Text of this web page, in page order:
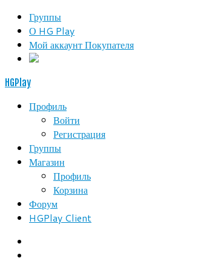
Группы
О HG Play
Мой аккаунт Покупателя
HGPlay
Профиль
Войти
Регистрация
Группы
Магазин
Профиль
Корзина
Форум
HGPlay Client